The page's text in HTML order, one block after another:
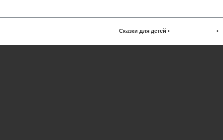
Сказки для детей • •